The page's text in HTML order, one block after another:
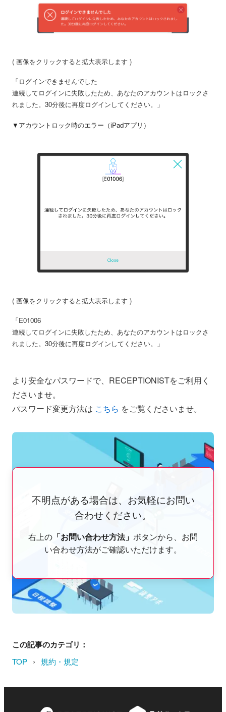
( 画像をクリックすると拡大表示します )
「ログインできませんでした
連続してログインに失敗したため、あなたのアカウントはロックさ
れました。30分後に再度ログインしてください。」
▼アカウントロック時のエラー（iPadアプリ）
( 画像をクリックすると拡大表示します )
「E01006
連続してログインに失敗したため、あなたのアカウントはロックさ
れました。30分後に再度ログインしてください。」
より安全なパスワードで、RECEPTIONISTをご利用く
ださいませ。
パスワード変更方法は こちら をご覧くださいませ。
不明点がある場合は、お気軽にお問い
合わせください。
右上の 「お問い合わせ方法」 ボタンから、お問
い合わせ方法がご確認いただけます。
この記事のカテゴリ：
TOP › 規約・規定